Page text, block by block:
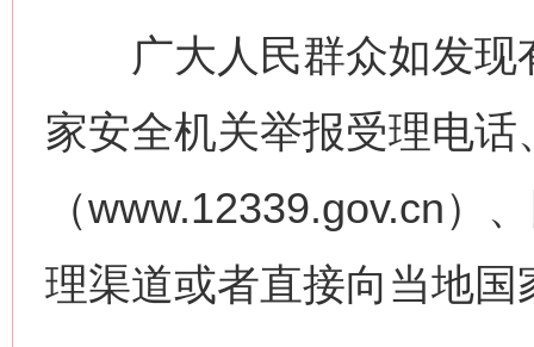
广大人民群众如发现
家安全机关举报受理电
（www.12339.gov.cn）
理渠道或者直接向当地